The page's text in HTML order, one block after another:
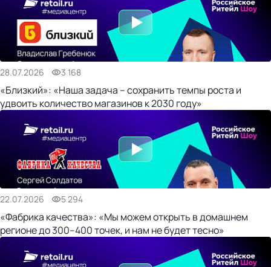
28.07.2026 3 168
«Близкий»: «Наша задача – сохранить темпы роста и
удвоить количество магазинов к 2030 году»
22.07.2026 5 294
«Фабрика качества»: «Мы можем открыть в домашнем
регионе до 300–400 точек, и нам не будет тесно»